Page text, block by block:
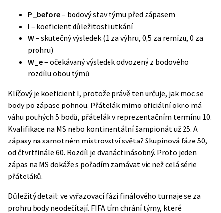
P_before– bodový stav týmu před zápasem
I – koeficient důležitosti utkání
W– skutečný výsledek (1 za výhru, 0,5 za remízu, 0 za
prohru)
W_e– očekávaný výsledek odvozený z bodového
rozdílu obou týmů
Klíčový je koeficient I, protože právě ten určuje, jak moc se
body po zápase pohnou. Přátelák mimo oficiální okno má
váhu pouhých 5 bodů, přátelák v reprezentačním termínu 10.
Kvalifikace na MS nebo kontinentální šampionát už 25. A
zápasy na samotném mistrovství světa? Skupinová fáze 50,
od čtvrtfinále 60. Rozdíl je dvanáctinásobný. Proto jeden
zápas na MS dokáže s pořadím zamávat víc než celá série
přáteláků.
Důležitý detail: ve vyřazovací fázi finálového turnaje se za
prohru body neodečítají. FIFA tím chrání týmy, které